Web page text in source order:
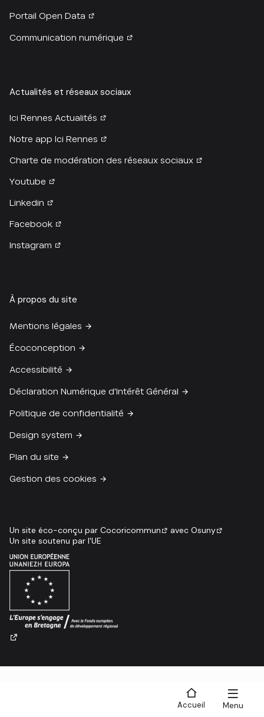
Accueil Recherche
Menu
Portail Open Data
Communication numérique
Actualités et réseaux sociaux
Ici Rennes Actualités
Notre app Ici Rennes
Charte de modération des réseaux sociaux
Youtube
Linkedin
Facebook
Instagram
À propos du site
Mentions légales
Écoconception
Accessibilité
Déclaration Numérique d'Intérêt Général
Politique de confidentialité
Design system
Plan du site
Gestion des cookies
Un site soutenu par l'UE
Un site éco-conçu par Cocoricommun avec Osuny